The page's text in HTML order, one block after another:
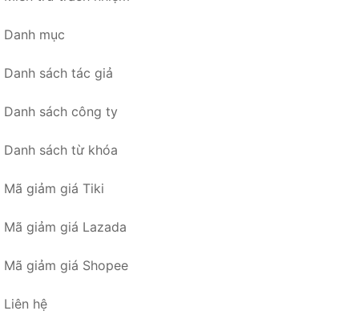
Danh mục
Danh sách tác giả
Danh sách công ty
Danh sách từ khóa
Mã giảm giá Tiki
Mã giảm giá Lazada
Mã giảm giá Shopee
Liên hệ